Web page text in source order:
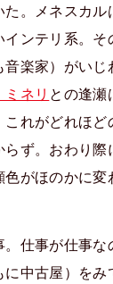
。メネスカル
ンテリ系。そ
楽家）がいじ
ネリ との逢瀬
れがどれほど
ず。おわり際
がほのかに変
仕事が仕事な
中古屋）をみ